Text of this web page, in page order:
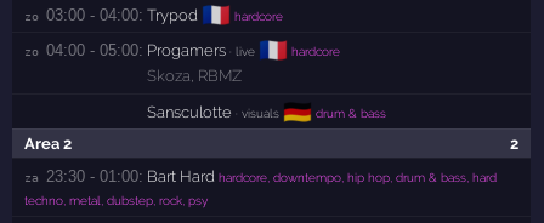
zo 03:00 - 04:00: Trypod 🇫🇷 hardcore
zo 04:00 - 05:00: Progamers · live 🇫🇷 hardcore
Skoza, RBMZ
Sansculotte · visuals 🇩🇪 drum & bass
2
Area 2
za 23:30 - 01:00: Bart Hard hardcore, downtempo, hip hop, drum & bass, hard
techno, metal, dubstep, rock, psy